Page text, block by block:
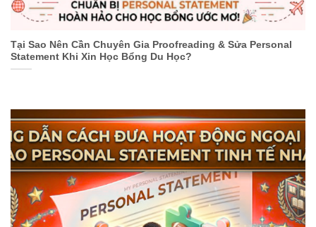
Tại Sao Nên Cần Chuyên Gia Proofreading & Sửa Personal
Statement Khi Xin Học Bổng Du Học?